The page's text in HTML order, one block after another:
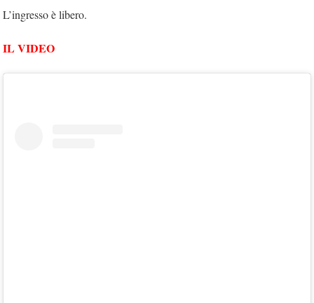
L’ingresso è libero.
IL VIDEO